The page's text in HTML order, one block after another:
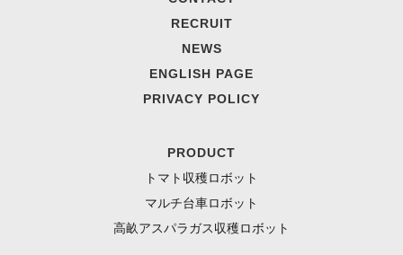
RECRUIT
NEWS
ENGLISH PAGE
PRIVACY POLICY
PRODUCT
トマト収穫ロボット
マルチ台車ロボット
高畝アスパラガス収穫ロボット